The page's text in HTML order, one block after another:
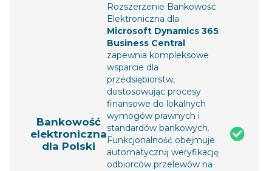
Bankowość
elektroniczna
dla Polski
Rozszerzenie Bankowość
Elektroniczna dla
Microsoft Dynamics 365
Business Central
zapewnia kompleksowe
wsparcie dla
przedsiębiorstw,
dostosowując procesy
finansowe do lokalnych
wymogów prawnych i
standardów bankowych.
Funkcjonalność obejmuje
automatyczną weryfikację
odbiorców przelewów na